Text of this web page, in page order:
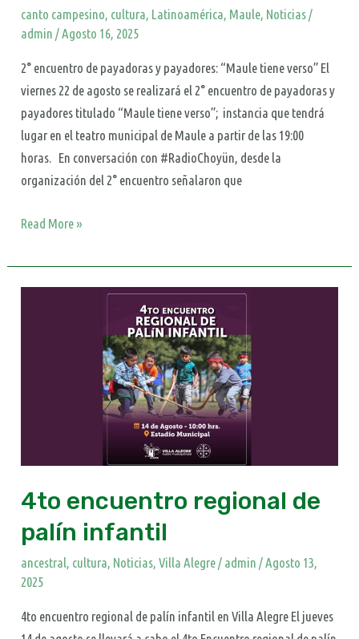
canto campesino, cultura, Latinoamérica, Maule, Noticias/
admin/Agosto 16, 2025
2° encuentro de payadoras y payadores: “Maule tiene verso” El
viernes 22 de agosto se realizará el 2° encuentro de payadoras y
payadores titulado “Maule tiene verso”; instancia que tendrá
lugar en el teatro municipal de Maule a partir de las 19:00
horas. En conversación con #RadioChoyün, desde la
organización del 2° encuentro señalaron que
Read More »
4to encuentro regional de
palín infantil
ancestral, cultura, Noticias,Villa Alegre/ admin/Agosto 13,
2025
4to encuentro regional de palín infantil en Villa Alegre El jueves